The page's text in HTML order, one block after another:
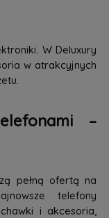
W Deluxury
w atrakcyjnych
–
pełną ofertą na
telefony
i akcesoria,